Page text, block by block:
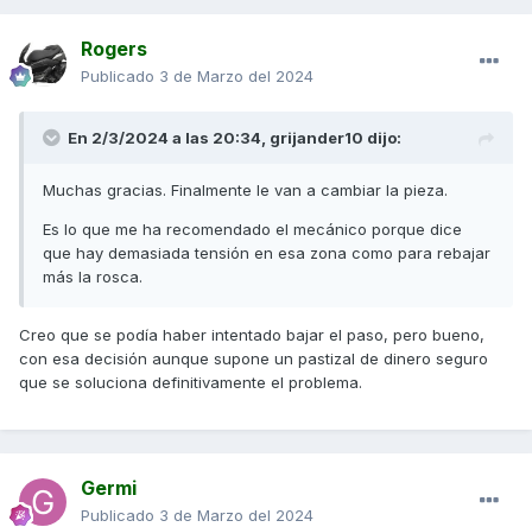
Rogers
Publicado 3 de Marzo del 2024
En 2/3/2024 a las 20:34, grijander10 dijo:
Muchas gracias. Finalmente le van a cambiar la pieza.
Es lo que me ha recomendado el mecánico porque dice
que hay demasiada tensión en esa zona como para rebajar
más la rosca.
Creo que se podía haber intentado bajar el paso, pero bueno,
con esa decisión aunque supone un pastizal de dinero seguro
que se soluciona definitivamente el problema.
Germi
Publicado 3 de Marzo del 2024